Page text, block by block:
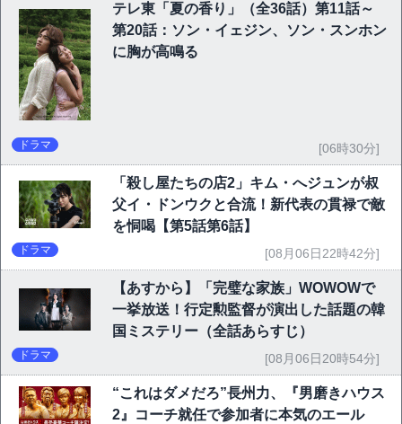
テレ東「夏の香り」（全36話）第11話～
第20話：ソン・イェジン、ソン・スンホン
に胸が高鳴る
ドラマ [06時30分]
「殺し屋たちの店2」キム・へジュンが叔
父イ・ドンウクと合流！新代表の貫禄で敵
を恫喝【第5話第6話】
ドラマ [08月06日22時42分]
【あすから】「完璧な家族」WOWOWで
一挙放送！行定勲監督が演出した話題の韓
国ミステリー（全話あらすじ）
ドラマ [08月06日20時54分]
“これはダメだろ”長州力、『男磨きハウス
2』コーチ就任で参加者に本気のエール